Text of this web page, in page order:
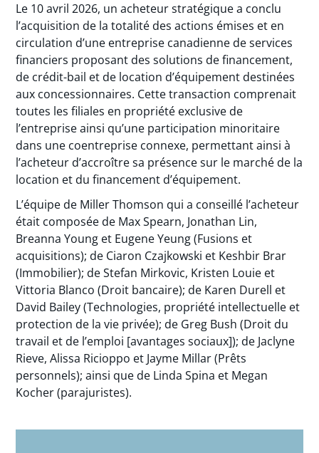
Le 10 avril 2026, un acheteur stratégique a conclu
l’acquisition de la totalité des actions émises et en
circulation d’une entreprise canadienne de services
financiers proposant des solutions de financement,
de crédit-bail et de location d’équipement destinées
aux concessionnaires. Cette transaction comprenait
toutes les filiales en propriété exclusive de
l’entreprise ainsi qu’une participation minoritaire
dans une coentreprise connexe, permettant ainsi à
l’acheteur d’accroître sa présence sur le marché de la
location et du financement d’équipement.
L’équipe de Miller Thomson qui a conseillé l’acheteur
était composée de Max Spearn, Jonathan Lin,
Breanna Young et Eugene Yeung (Fusions et
acquisitions); de Ciaron Czajkowski et Keshbir Brar
(Immobilier); de Stefan Mirkovic, Kristen Louie et
Vittoria Blanco (Droit bancaire); de Karen Durell et
David Bailey (Technologies, propriété intellectuelle et
protection de la vie privée); de Greg Bush (Droit du
travail et de l’emploi [avantages sociaux]); de Jaclyne
Rieve, Alissa Ricioppo et Jayme Millar (Prêts
personnels); ainsi que de Linda Spina et Megan
Kocher (parajuristes).